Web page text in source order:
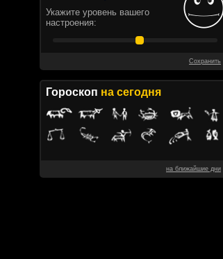
Укажите уровень вашего
настроения:
Сохранить
Гороскоп на сегодня
на ближайшие дни